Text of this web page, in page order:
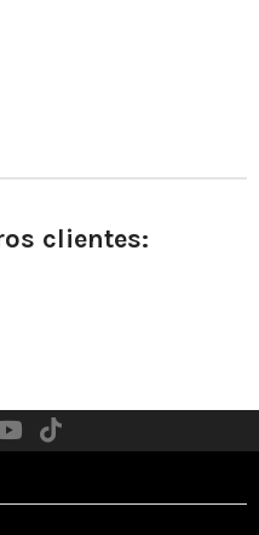
clientes: